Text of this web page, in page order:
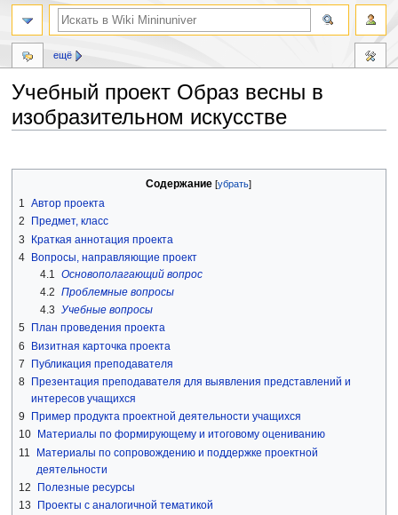
Учебный проект Образ весны в
изобразительном искусстве
к
к
Содержание
1 Автор проекта
2
Предмет, класс
3
Краткая аннотация проекта
4 Вопросы, направляющие проект
4.1
Основополагающий вопрос
4.2 Проблемные вопросы
4.3 Учебные вопросы
5
План проведения проекта
6
Визитная карточка проекта
7
Публикация преподавателя
8
Презентация преподавателя для выявления представлений и
интересов учащихся
9
Пример продукта проектной деятельности учащихся
10
Материалы по формирующему и итоговому оцениванию
11
Материалы по сопровождению и поддержке проектной
деятельности
12
Полезные ресурсы
13
Проекты с аналогичной тематикой
ещё